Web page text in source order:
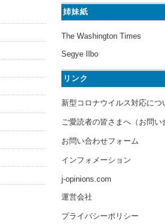
姉妹紙
The Washington Times
Segye Ilbo
リンク
新型コロナウイルス対応につ
ご愛読者の皆さまへ（お問い
お問い合わせフォーム
インフォメーション
j-opinions.com
運営会社
プライバシーポリシー